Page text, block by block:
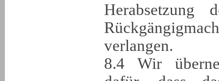
Herabsetzung
verlangen.
8.4 Wir